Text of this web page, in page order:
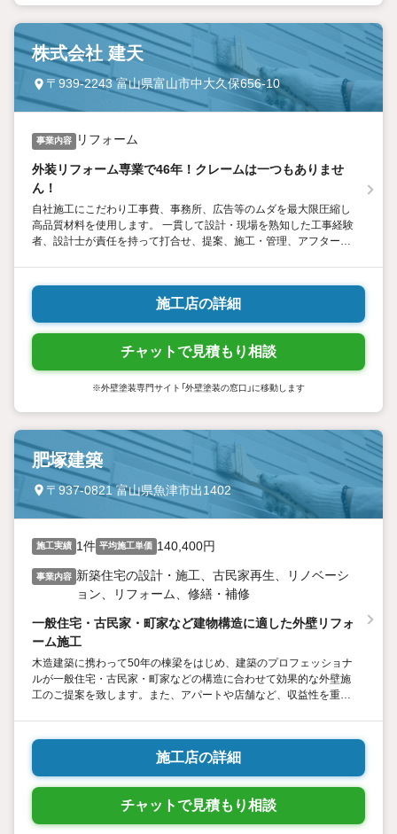
株式会社 建天
〒939-2243 富山県富山市中大久保656-10
事業内容 リフォーム
外装リフォーム専業で46年！クレームは一つもありませ
ん！
自社施工にこだわり工事費、事務所、広告等のムダを最大限圧縮し
高品質材料を使用します。 一貫して設計・現場を熟知した工事経験
者、設計士が責任を持って打合せ、提案、施工・管理、アフターフ
施工店の詳細
チャットで見積もり相談
※外壁塗装専門サイト「外壁塗装の窓口」に移動します
肥塚建築
〒937-0821 富山県魚津市出1402
施工実績 1件 平均施工単価 140,400円
事業内容 新築住宅の設計・施工、古民家再生、リノベーシ
ョン、リフォーム、修繕・補修
一般住宅・古民家・町家など建物構造に適した外壁リフォ
ーム施工
木造建築に携わって50年の棟梁をはじめ、建築のプロフェッショナ
ルが一般住宅・古民家・町家などの構造に合わせて効果的な外壁施
工のご提案を致します。また、アパートや店舗など、収益性を重視
施工店の詳細
チャットで見積もり相談